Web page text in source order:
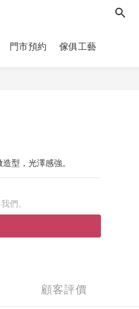
門市預約 傢俱工藝
型，光澤感強。
們。
顧客評價